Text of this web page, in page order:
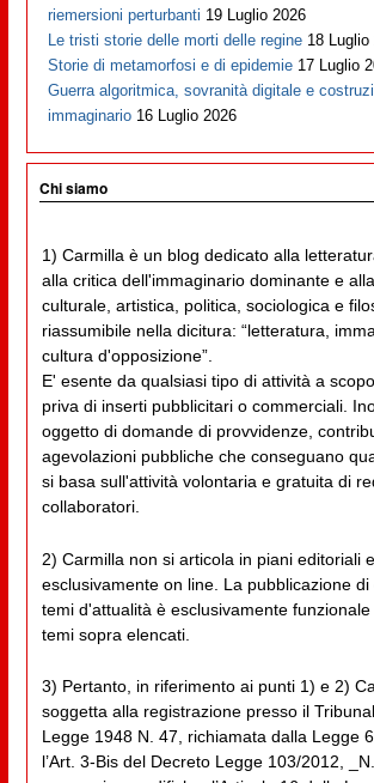
riemersioni perturbanti 19 Luglio 2026
Le tristi storie delle morti delle regine 18 Luglio
Storie di metamorfosi e di epidemie 17 Luglio
Guerra algoritmica, sovranità digitale e
immaginario 16 Luglio 2026
Chi siamo
1) Carmilla è un blog dedicato alla
alla critica dell'immaginario dominante e
culturale, artistica, politica, sociologica e
riassumibile nella dicitura: “letteratura,
cultura d'opposizione”.
E' esente da qualsiasi tipo di attività a
priva di inserti pubblicitari o commerciali.
oggetto di domande di provvidenze,
agevolazioni pubbliche che conseguano
si basa sull'attività volontaria e gratuita di
collaboratori.
2) Carmilla non si articola in piani editoriali
esclusivamente on line. La pubblicazione di
temi d'attualità è esclusivamente
temi sopra elencati.
3) Pertanto, in riferimento ai punti 1) e 2)
soggetta alla registrazione presso il
Legge 1948 N. 47, richiamata dalla Legge
l’Art. 3-Bis del Decreto Legge 103/2012,